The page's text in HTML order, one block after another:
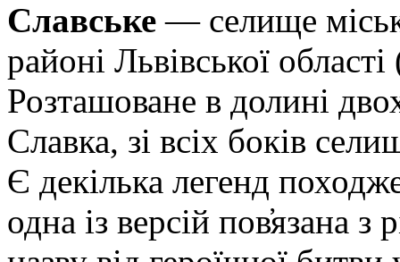
Слaвське— селище
районі Львівської
Розташоване в долині
Славка, зі всіх боків
Є декілька легенд
одна із версій пов̕язана